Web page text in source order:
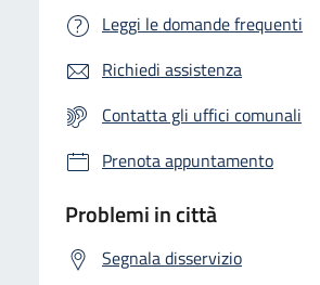
Leggi le domande frequenti
Richiedi assistenza
Contatta gli uffici comunali
Prenota appuntamento
Problemi in città
Segnala disservizio